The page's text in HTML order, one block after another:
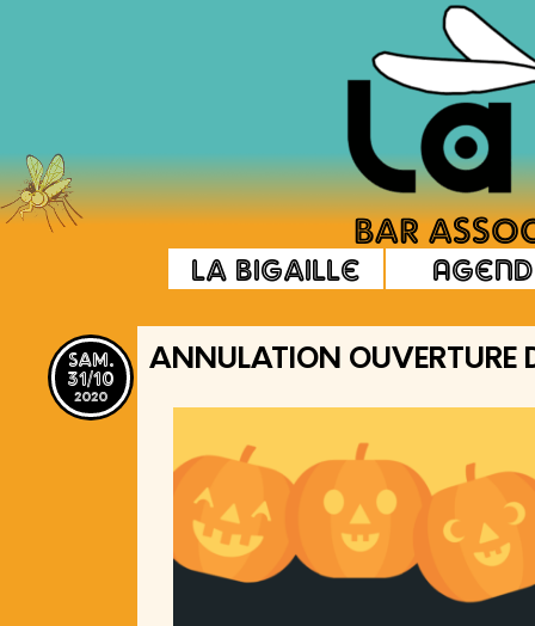
La Bigaille
sam.
31/10
2020
ANNULATION OUVERTURE